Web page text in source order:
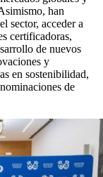
han
sector, acceder a
certificadoras,
de nuevos
y
en sostenibilidad,
de